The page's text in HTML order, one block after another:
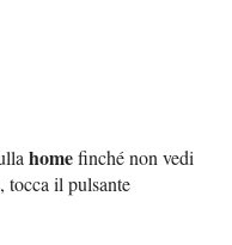
homefinché non vedi
tocca il pulsante